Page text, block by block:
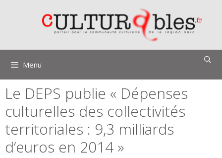
Menu
Le DEPS publie « Dépenses
culturelles des collectivités
territoriales : 9,3 milliards
d’euros en 2014 »